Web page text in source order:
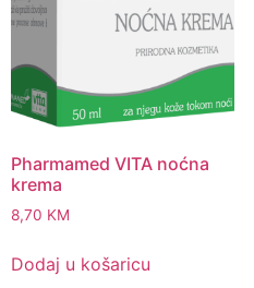
Pharmamed VITA noćna
krema
8,70 KM
Dodaj u košaricu